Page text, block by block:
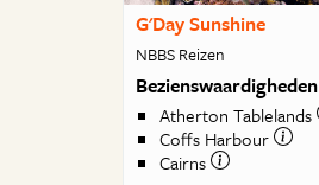
G'Day Sunshine
NBBS Reizen
Bezienswaardigheden
Atherton Tablelands
Coffs Harbour
Cairns